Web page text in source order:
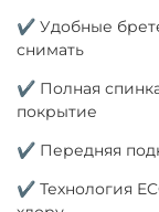
✔ Удобные
снимать
✔ Полная
покрытие
✔ Передняя
✔ Технология